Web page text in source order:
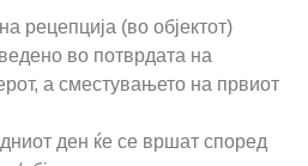
рецепција (во објектот)
во потврдата на
а сместувањето на првиот
ден ќе се вршат според